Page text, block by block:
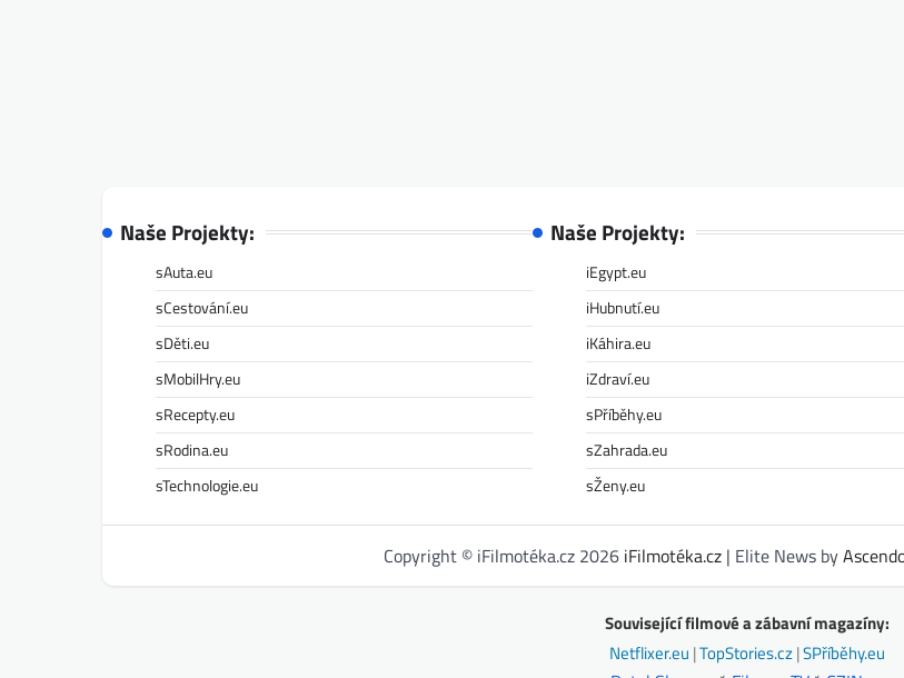
Naše Projekty:
sAuta.eu
sCestování.eu
sDěti.eu
sMobilHry.eu
sRecepty.eu
sRodina.eu
sTechnologie.eu
Naše Projekty:
iEgypt.eu
iHubnutí.eu
iKáhira.eu
iZdraví.eu
sPříběhy.eu
sZahrada.eu
sŽeny.eu
Copyright © iFilmotéka.cz 2026 iFilmotéka.cz| Elite News by
Související filmové a zábavní magazíny:
Netflixer.eu |TopStories.cz|SPříběhy.eu